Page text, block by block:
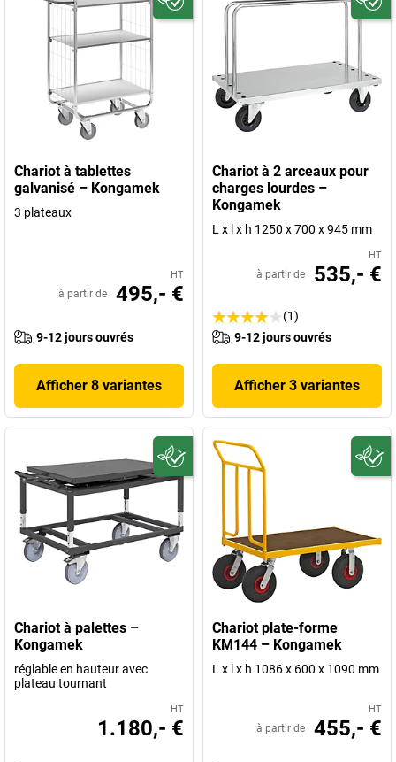
Chariot à tablettes
galvanisé – Kongamek
3 plateaux
HT
à partir de 495,- €
9-12 jours ouvrés
Afficher 8 variantes
Chariot à 2 arceaux pour
charges lourdes –
Kongamek
L x l x h 1250 x 700 x 945 mm
HT
à partir de 535,- €
(1)
9-12 jours ouvrés
Afficher 3 variantes
Chariot à palettes –
Kongamek
réglable en hauteur avec
plateau tournant
HT
1.180,- €
Chariot plate-forme
KM144 – Kongamek
L x l x h 1086 x 600 x 1090 mm
HT
à partir de 455,- €